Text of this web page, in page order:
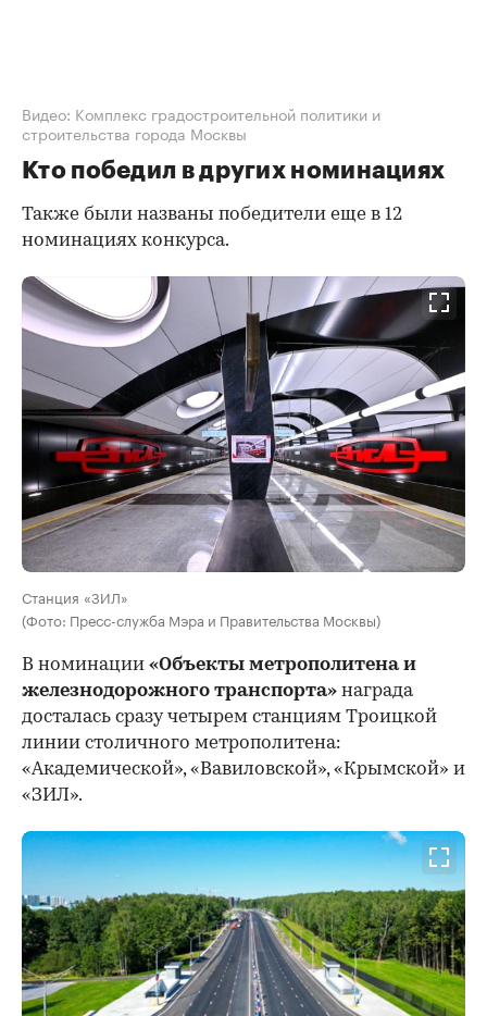
Видео: Комплекс градостроительной политики и
строительства города Москвы
Кто победил в других номинациях
Также были названы победители еще в 12
номинациях конкурса.
Станция «ЗИЛ»
(Фото: Пресс-служба Мэра и Правительства Москвы)
В номинации «Объекты метрополитена и
железнодорожного транспорта» награда
досталась сразу четырем станциям Троицкой
линии столичного метрополитена:
«Академической», «Вавиловской», «Крымской» и
«ЗИЛ».